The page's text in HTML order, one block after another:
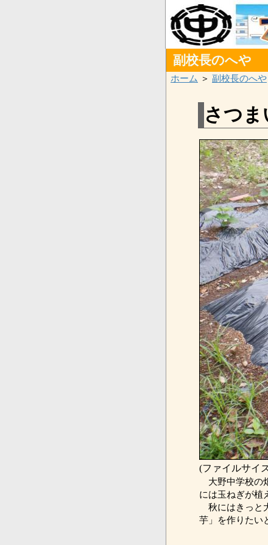
副校長のへや
ホーム ＞ 副校長のへや
さつま
(ファイルサイ
大野中学校の
には玉ねぎが植
秋にはきっと
芋」を作りたい